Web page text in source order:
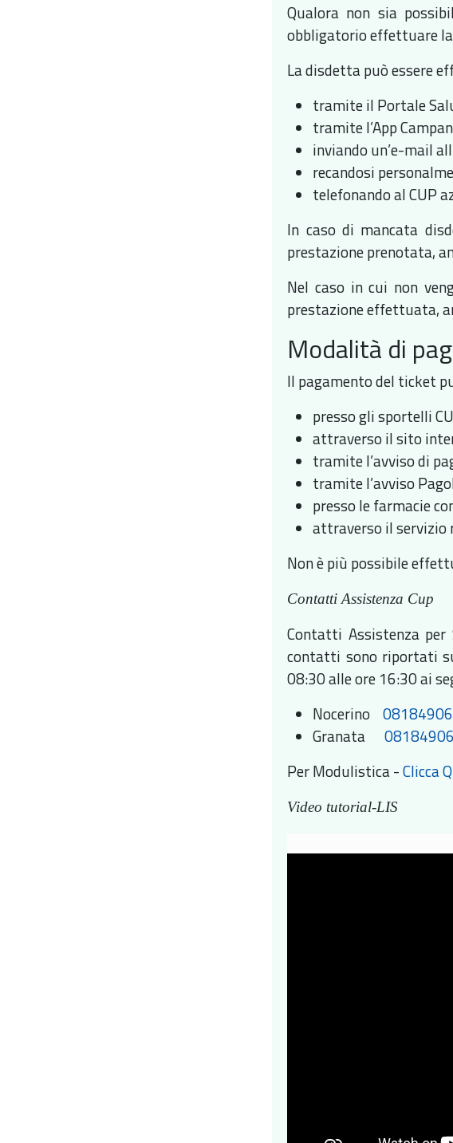
Qualora non sia
obbligatorio effettuare
La disdetta può essere
tramite il Portale
tramite l’App
inviando un’e-mail
recandosi
telefonando al CUP
In caso di mancata
prestazione prenotata,
Nel caso in cui non
prestazione effettuata,
Modalità di
Il pagamento del ticket
presso gli sportelli
attraverso il sito
tramite l’avviso di
tramite l’avviso
presso le farmacie
attraverso il servizio
Non è più possibile
Contatti Assistenza Cup
Contatti Assistenza
contatti sono riportati
08:30 alle ore 16:30 ai
Nocerino
Granata
Per Modulistica -Clicca
Video tutorial-LIS